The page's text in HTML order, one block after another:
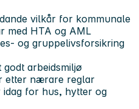
vilkår for kommunale
med HTA og AML
og gruppelivsforsikring
godt arbeidsmiljø
etter nærare reglar
idag for hus, hytter og